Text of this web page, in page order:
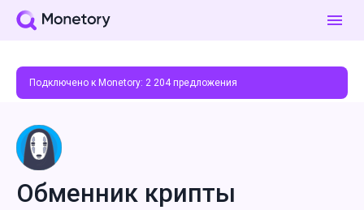
Подключено к Monetory: 2 204предложения
Обменник крипты